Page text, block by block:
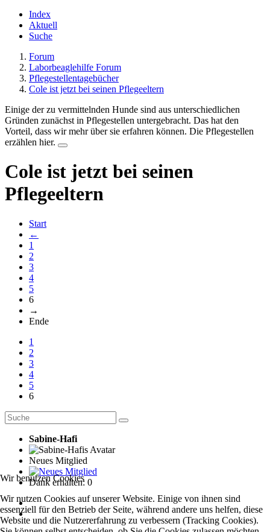
Index
Aktuell
Suche
Forum
Laborbeaglehilfe Forum
Pflegestellentagebücher
Cole ist jetzt bei seinen Pflegeeltern
Einige der zu vermittelnden Hunde sind aus unterschiedlichen
Gründen zunächst in Pflegestellen untergebracht. Das hat den
Vorteil, dass wir mehr über sie erfahren können. Die Pflegestellen
erzählen hier.
Cole ist jetzt bei seinen
Pflegeeltern
Start
←
1
2
3
4
5
6
→
Ende
1
2
3
4
5
6
Sabine-Hafi
Neues Mitglied
Dank erhalten: 0
Wir benutzen Cookies
Wir nutzen Cookies auf unserer Website. Einige von ihnen sind
essenziell für den Betrieb der Seite, während andere uns helfen, diese
Website und die Nutzererfahrung zu verbessern (Tracking Cookies).